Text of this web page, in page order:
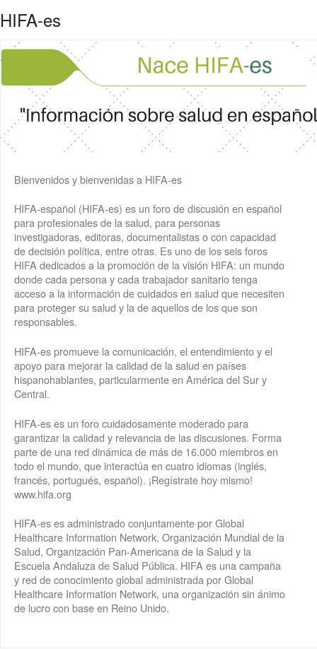
HIFA-es
Bienvenidos y bienvenidas a HIFA-es
HIFA-español (HIFA-es) es un foro de discusión en español
para profesionales de la salud, para personas
investigadoras, editoras, documentalistas o con capacidad
de decisión política, entre otras. Es uno de los seis foros
HIFA dedicados a la promoción de la visión HIFA: un mundo
donde cada persona y cada trabajador sanitario tenga
acceso a la información de cuidados en salud que necesiten
para proteger su salud y la de aquellos de los que son
responsables.
HIFA-es promueve la comunicación, el entendimiento y el
apoyo para mejorar la calidad de la salud en países
hispanohablantes, particularmente en América del Sur y
Central.
HIFA-es es un foro cuidadosamente moderado para
garantizar la calidad y relevancia de las discusiones. Forma
parte de una red dinámica de más de 16.000 miembros en
todo el mundo, que interactúa en cuatro idiomas (inglés,
francés, portugués, español). ¡Regístrate hoy mismo!
www.hifa.org
HIFA-es es administrado conjuntamente por Global
Healthcare Information Network, Organización Mundial de la
Salud, Organización Pan-Americana de la Salud y la
Escuela Andaluza de Salud Pública. HIFA es una campaña
y red de conocimiento global administrada por Global
Healthcare Information Network, una organización sin ánimo
de lucro con base en Reino Unido.